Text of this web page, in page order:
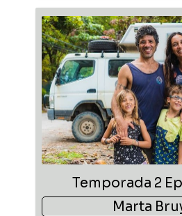
Temporada 2
Marta